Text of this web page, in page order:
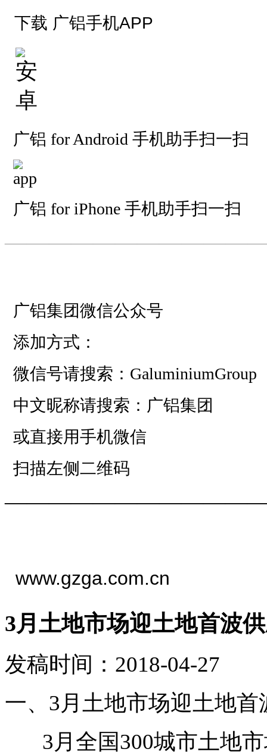
下载 广铝手机APP
广铝 for Android 手机助手扫一扫
广铝 for iPhone 手机助手扫一扫
———————————
广铝集团微信公众号
添加方式：
微信号请搜索：GaluminiumGroup
中文昵称请搜索：广铝集团
或直接用手机微信
扫描左侧二维码
———————————
www.gzga.com.cn
3月土地市场迎土地首波
发稿时间：2018-04-27
一、3月土地市场迎土地首
3月全国300城市土地市